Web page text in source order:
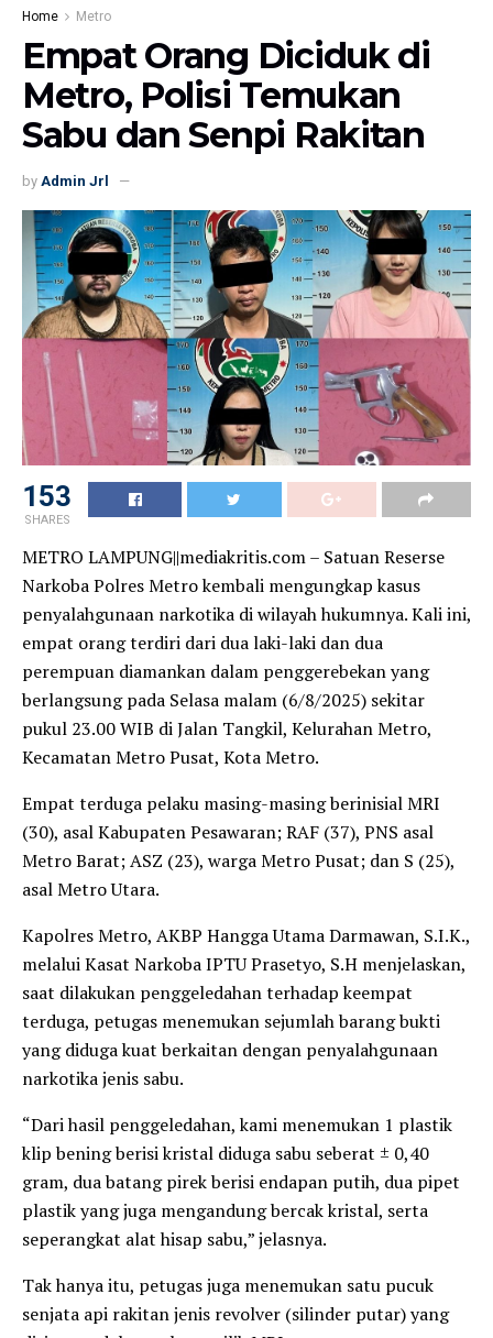
Home Metro
Empat Orang Diciduk di
Metro, Polisi Temukan
Sabu dan Senpi Rakitan
by Admin Jrl
153
SHARES
METRO LAMPUNG||mediakritis.com – Satuan Reserse
Narkoba Polres Metro kembali mengungkap kasus
penyalahgunaan narkotika di wilayah hukumnya. Kali ini,
empat orang terdiri dari dua laki-laki dan dua
perempuan diamankan dalam penggerebekan yang
berlangsung pada Selasa malam (6/8/2025) sekitar
pukul 23.00 WIB di Jalan Tangkil, Kelurahan Metro,
Kecamatan Metro Pusat, Kota Metro.
Empat terduga pelaku masing-masing berinisial MRI
(30), asal Kabupaten Pesawaran; RAF (37), PNS asal
Metro Barat; ASZ (23), warga Metro Pusat; dan S (25),
asal Metro Utara.
Kapolres Metro, AKBP Hangga Utama Darmawan, S.I.K.,
melalui Kasat Narkoba IPTU Prasetyo, S.H menjelaskan,
saat dilakukan penggeledahan terhadap keempat
terduga, petugas menemukan sejumlah barang bukti
yang diduga kuat berkaitan dengan penyalahgunaan
narkotika jenis sabu.
“Dari hasil penggeledahan, kami menemukan 1 plastik
klip bening berisi kristal diduga sabu seberat ± 0,40
gram, dua batang pirek berisi endapan putih, dua pipet
plastik yang juga mengandung bercak kristal, serta
seperangkat alat hisap sabu,” jelasnya.
Tak hanya itu, petugas juga menemukan satu pucuk
senjata api rakitan jenis revolver (silinder putar) yang